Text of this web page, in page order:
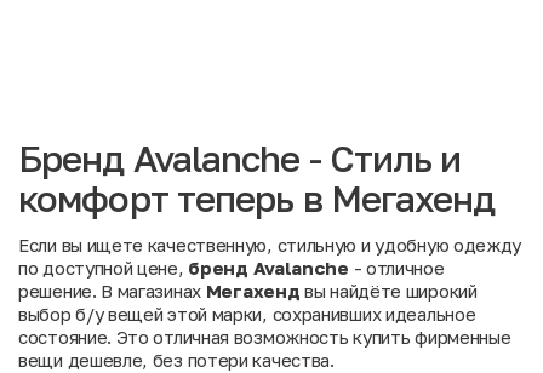
Бренд Avalanche - Стиль и
комфорт теперь в Мегахенд
Если вы ищете качественную, стильную и удобную одежду
по доступной цене, бренд Avalanche - отличное
решение. В магазинах Мегахенд вы найдёте широкий
выбор б/у вещей этой марки, сохранивших идеальное
состояние. Это отличная возможность купить фирменные
вещи дешевле, без потери качества.